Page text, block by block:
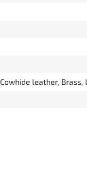
Cowhide leather, Brass,